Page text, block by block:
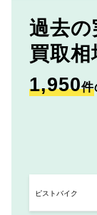
過去の
買取
1,950件